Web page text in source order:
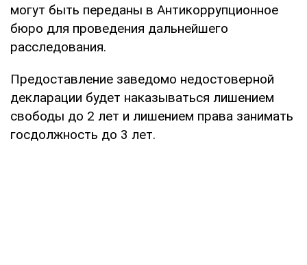
могут быть переданы в Антикоррупционное
бюро для проведения дальнейшего
расследования.
Предоставление заведомо недостоверной
декларации будет наказываться лишением
свободы до 2 лет и лишением права занимать
госдолжность до 3 лет.